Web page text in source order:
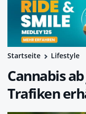
Startseite Lifestyle
Cannabis
Trafiken